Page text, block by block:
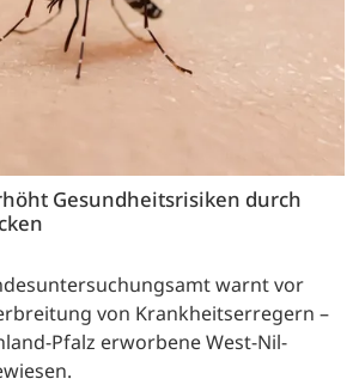
Gesundheitsrisiken durch
warnt vor
von Krankheitserregern –
Pfalz erworbene West-Nil-